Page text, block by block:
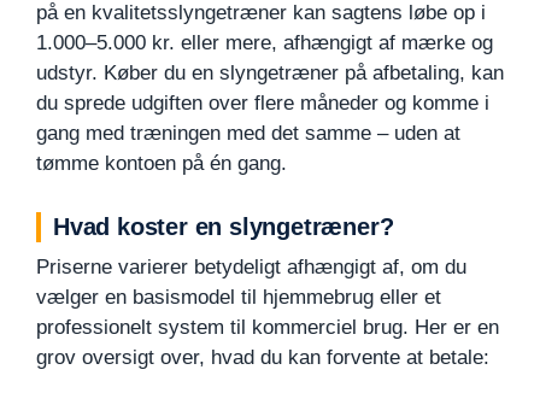
på en kvalitetsslyngetræner kan sagtens løbe op i
1.000–5.000 kr. eller mere, afhængigt af mærke og
udstyr. Køber du en slyngetræner på afbetaling, kan
du sprede udgiften over flere måneder og komme i
gang med træningen med det samme – uden at
tømme kontoen på én gang.
Hvad koster en slyngetræner?
Priserne varierer betydeligt afhængigt af, om du
vælger en basismodel til hjemmebrug eller et
professionelt system til kommerciel brug. Her er en
grov oversigt over, hvad du kan forvente at betale: